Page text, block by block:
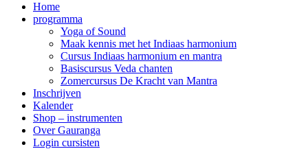
Home
programma
Yoga of Sound
Maak kennis met het Indiaas harmonium
Cursus Indiaas harmonium en mantra
Basiscursus Veda chanten
Zomercursus De Kracht van Mantra
Inschrijven
Kalender
Shop – instrumenten
Over Gauranga
Login cursisten